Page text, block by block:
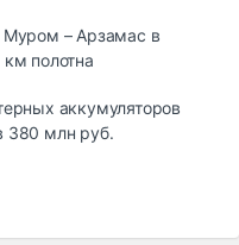
Муром – Арзамас в
полотна
аккумуляторов
380 млн руб.